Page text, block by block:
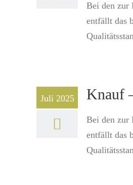
Bei den zur
entfällt das
Juli 2025 Knauf
Bei den zur
entfällt das